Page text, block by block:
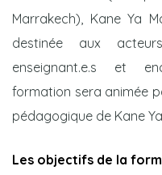
Marrakech), Kane Ya
destinée aux
enseignant.e.s et
formation sera animée
pédagogique de Kane
Les objectifs de la